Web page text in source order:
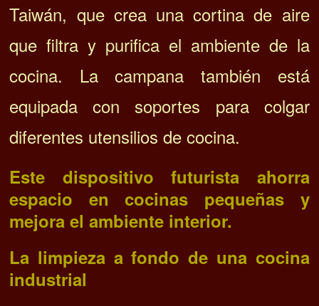
Taiwán, que crea una cortina de aire
que filtra y purifica el ambiente de la
cocina. La campana también está
equipada con soportes para colgar
diferentes utensilios de cocina.
Este dispositivo futurista ahorra
espacio en cocinas pequeñas y
mejora el ambiente interior.
La limpieza a fondo de una cocina
industrial